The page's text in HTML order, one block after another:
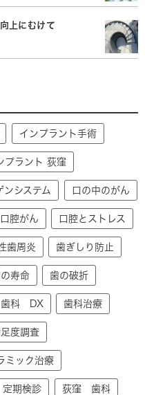
上にむけて
インプラント手術
プラント 荻窪
ンシステム 口の中のがん
口腔がん 口腔とストレス
歯周炎 歯ぎしり防止
寿命 歯の破折
歯科 DX 歯科治療
度調査
ック治療
期検診 荻窪 歯科